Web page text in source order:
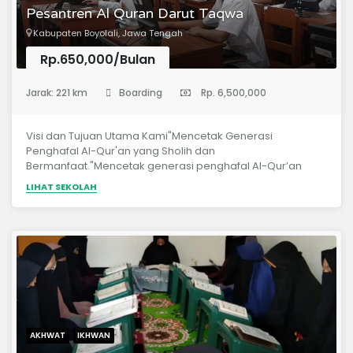
Pesantren Al Quran Darut Taqwa
Kabupaten Boyolali, Jawa Tengah
Rp.650,000/Bulan
Jarak: 221 km Boarding Rp. 6,500,000
Visi dan Tujuan Utama Kami"Mencetak Generasi
Penghafal Al-Qur'an yang Sholih dan
Bermanfaat."Mencetak generasi penghafal Al-Qur’an
yang sholih dan bermanfaat sehingga mendukung
terwujudnya masyarakat yang bertauhid dan berpegang
teguh kepada Al-Qur’an dan As-Sunnah.
LIHAT SEKOLAH
AKHWAT IKHWAN